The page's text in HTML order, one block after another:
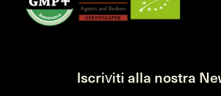
Iscriviti alla nostra